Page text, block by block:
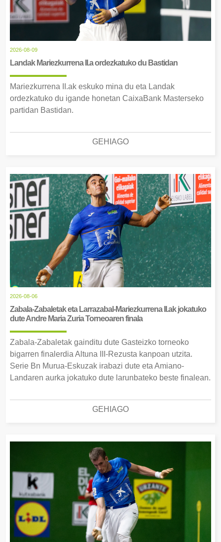
2026-08-09
Landak Mariezkurrena II.a ordezkatuko du Bastidan
Mariezkurrena II.ak eskuko mina du eta Landak
ordezkatuko du igande honetan CaixaBank Masterseko
partidan Bastidan.
GEHIAGO
2026-08-06
Zabala-Zabaletak eta Larrazabal-Mariezkurrena II.ak jokatuko
dute Andre Maria Zuria Torneoaren finala
Zabala-Zabaletak gainditu dute Gasteizko torneoko
bigarren finalerdia Altuna III-Rezusta kanpoan utzita.
Serie Bn Murua-Eskuzak irabazi dute eta Amiano-
Landaren aurka jokatuko dute larunbateko beste finalean.
GEHIAGO